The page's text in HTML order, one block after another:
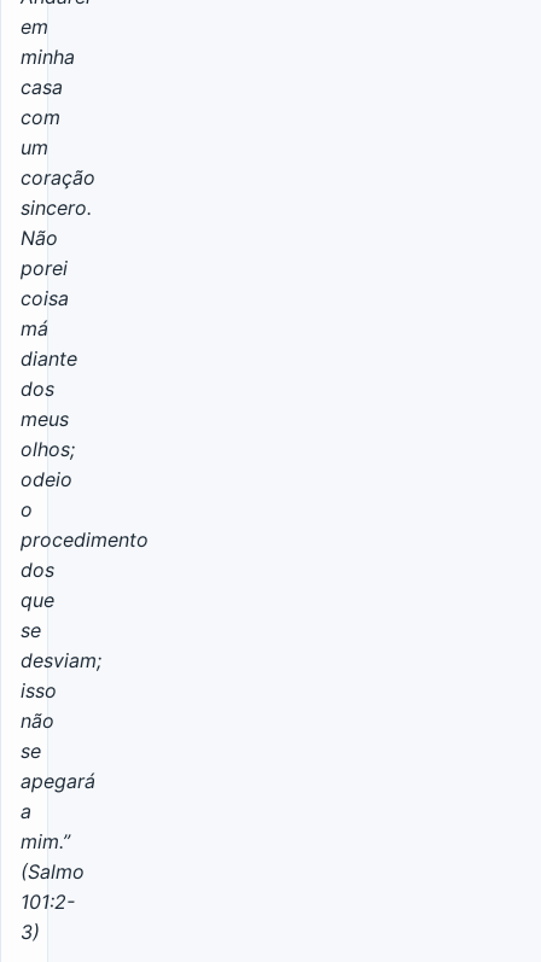
em
minha
casa
com
um
coração
sincero.
Não
porei
coisa
má
diante
dos
meus
olhos;
odeio
o
procedimento
dos
que
se
desviam;
isso
não
se
apegará
a
mim.”
(Salmo
101:2-
3)